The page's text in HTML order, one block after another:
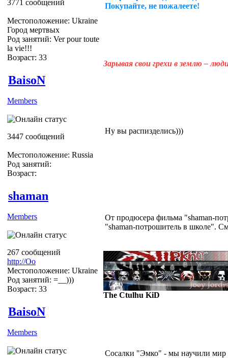
3771 сообщений
Местоположение: Ukraine
Город мертвых
Род занятий: Ver pour toute
la vie!!!
Возраст: 33
Покупайте, не пожалеете!
Зарывая свои грехи в землю –
BaisoN
Members
3447 сообщений
Местоположение: Russia
Род занятий:
Возраст:
Ну вы распизделись)))
shaman
Members
267 сообщений
http://Оо
Местоположение: Ukraine
Род занятий: =__)))
Возраст: 33
От продюсера фильма "shaman-
"shaman-потрошитель в школе".
The Ctulhu KiD
BaisoN
Members
Сосалки "Эмко" - мы научили мир